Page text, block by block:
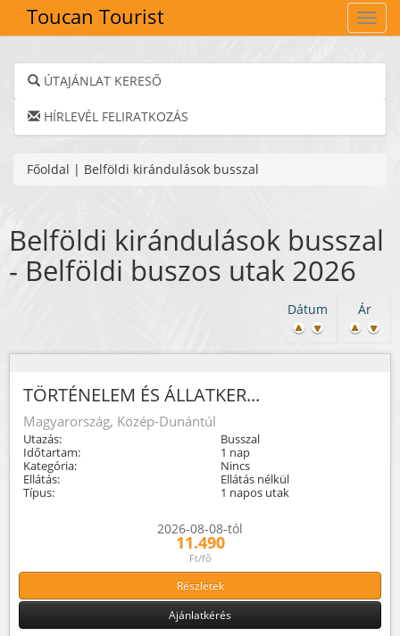
Toucan Tourist
ÚTAJÁNLAT KERESŐ
HÍRLEVÉL FELIRATKOZÁS
Főoldal | Belföldi kirándulások busszal
Belföldi kirándulások busszal
- Belföldi buszos utak 2026
Ár
Dátum
TÖRTÉNELEM ÉS ÁLLATKER...
Magyarország, Közép-Dunántúl
Utazás:
Busszal
Időtartam:
1 nap
Kategória:
Nincs
Ellátás:
Ellátás nélkül
Típus:
1 napos utak
2026-08-08-tól
11.490
Ft/fő
Részletek
Ajánlatkérés